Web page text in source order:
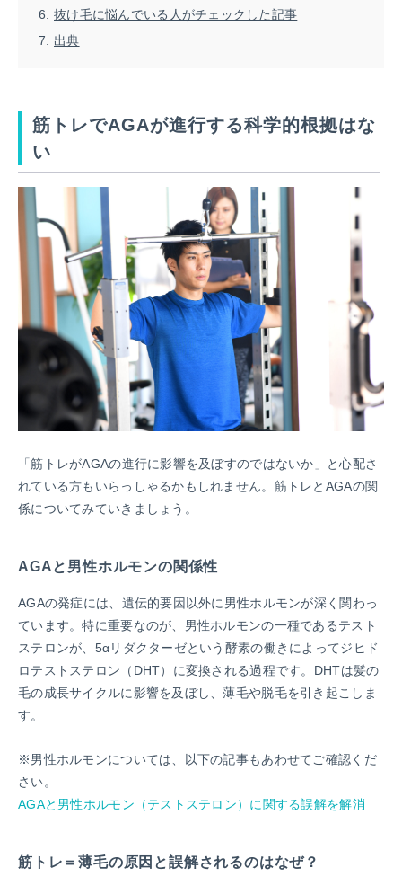
抜け毛に悩んでいる人がチェックした記事
出典
筋トレでAGAが進行する科学的根拠はな
い
「筋トレがAGAの進行に影響を及ぼすのではないか」と心配さ
れている方もいらっしゃるかもしれません。筋トレとAGAの関
係についてみていきましょう。
AGAと男性ホルモンの関係性
AGAの発症には、遺伝的要因以外に男性ホルモンが深く関わっ
ています。特に重要なのが、男性ホルモンの一種であるテスト
ステロンが、 5αリダクターゼという酵素の働きによってジヒド
ロテストステロン（DHT）に変換される過程です。DHTは髪の
毛の成長サイクルに影響を及ぼし、薄毛や脱毛を引き起こしま
す。
※男性ホルモンについては、以下の記事もあわせてご確認くだ
さい。
AGAと男性ホルモン（テストステロン）に関する誤解を解消
筋トレ＝薄毛の原因と誤解されるのはなぜ？